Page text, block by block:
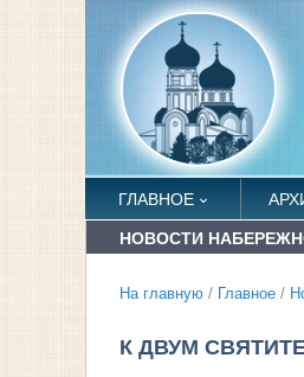
ГЛАВНОЕ
НОВОСТИ
На главную / Главное /
К ДВУМ